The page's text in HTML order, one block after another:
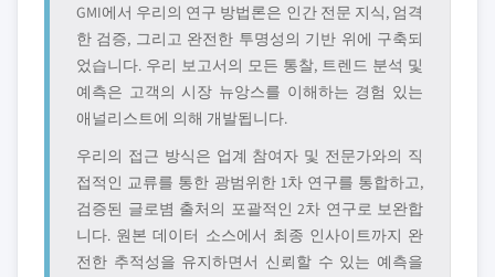
GMI에서 우리의 연구 방법론은 인간 전문 지식, 엄격
한 검증, 그리고 완전한 투명성의 기반 위에 구축되
었습니다. 우리 보고서의 모든 통찰, 트렌드 분석 및
예측은 고객의 시장 뉴앙스를 이해하는 경험 있는
애널리스트에 의해 개발됩니다.
우리의 접근 방식은 업계 참여자 및 전문가와의 직
접적인 교류를 통한 광범위한 1차 연구를 통합하고,
검증된 글로볌 출처의 포괄적인 2차 연구로 보완합
니다. 원본 데이터 소스에서 최종 인사이트까지 완
전한 추적성을 유지하면서 신뢰할 수 있는 예측을